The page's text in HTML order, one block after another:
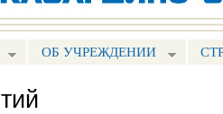
ОБ УЧРЕЖДЕНИИ